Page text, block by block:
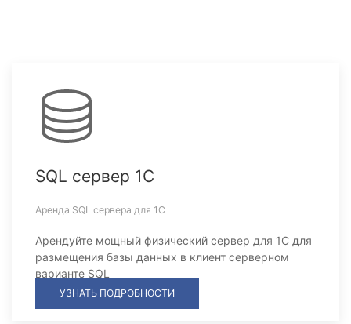
SQL сервер 1С
Аренда SQL сервера для 1С
Арендуйте мощный физический сервер для 1С для
размещения базы данных в клиент серверном
варианте SQL
УЗНАТЬ ПОДРОБНОСТИ